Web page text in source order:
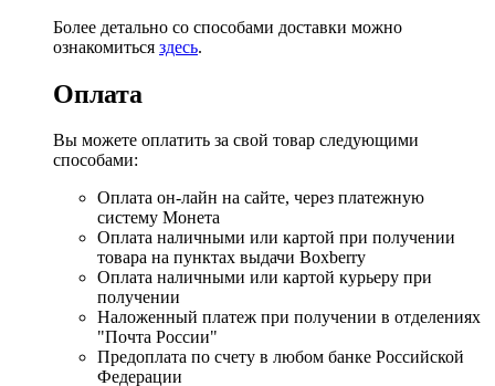
Более детально со способами доставки можно
ознакомиться здесь.
Оплата
Вы можете оплатить за свой товар следующими
способами:
Оплата он-лайн на сайте, через платежную
систему Монета
Оплата наличными или картой при получении
товара на пунктах выдачи Boxberry
Оплата наличными или картой курьеру при
получении
Наложенный платеж при получении в отделениях
"Почта России"
Предоплата по счету в любом банке Российской
Федерации